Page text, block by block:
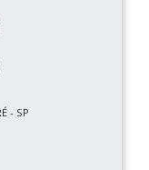
- SP